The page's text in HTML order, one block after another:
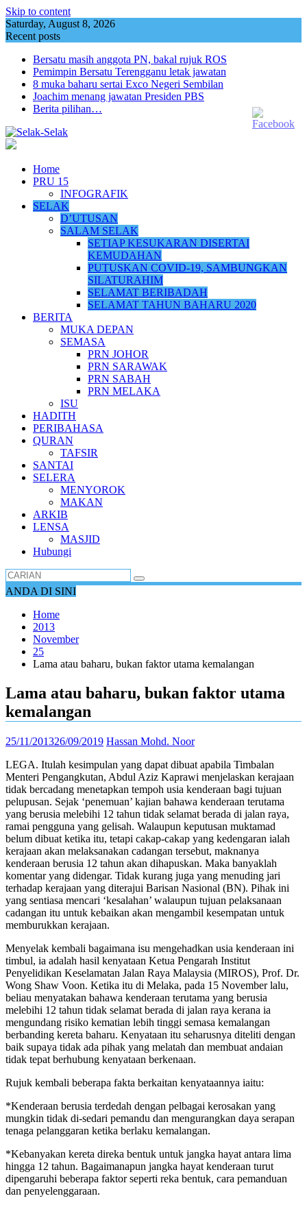
Skip to content
Saturday, August 8, 2026
Recent posts
Bersatu masih anggota PN, bakal rujuk ROS
Pemimpin Bersatu Terengganu letak jawatan
8 muka baharu sertai Exco Negeri Sembilan
Joachim menang jawatan Presiden PBS
Berita pilihan…
Home
PRU 15
INFOGRAFIK
SELAK
D’UTUSAN
SALAM SELAK
SETIAP KESUKARAN DISERTAI
KEMUDAHAN
PUTUSKAN COVID-19, SAMBUNGKAN
SILATURAHIM
SELAMAT BERIBADAH
SELAMAT TAHUN BAHARU 2020
BERITA
MUKA DEPAN
SEMASA
PRN JOHOR
PRN SARAWAK
PRN SABAH
PRN MELAKA
ISU
HADITH
PERIBAHASA
QURAN
TAFSIR
SANTAI
SELERA
MENYOROK
MAKAN
ARKIB
LENSA
MASJID
Hubungi
ANDA DI SINI
Home
2013
November
25
Lama atau baharu, bukan faktor utama kemalangan
Lama atau baharu, bukan faktor utama
kemalangan
25/11/201326/09/2019 Hassan Mohd. Noor
LEGA. Itulah kesimpulan yang dapat dibuat apabila Timbalan
Menteri Pengangkutan, Abdul Aziz Kaprawi menjelaskan kerajaan
tidak bercadang menetapkan tempoh usia kenderaan bagi tujuan
pelupusan. Sejak ‘penemuan’ kajian bahawa kenderaan terutama
yang berusia melebihi 12 tahun tidak selamat berada di jalan raya,
ramai pengguna yang gelisah. Walaupun keputusan muktamad
belum dibuat ketika itu, tetapi cakap-cakap yang kedengaran ialah
kerajaan akan melaksanakan cadangan tersebut, maknanya
kenderaan berusia 12 tahun akan dihapuskan. Maka banyaklah
komentar yang didengar. Tidak kurang juga yang menuding jari
terhadap kerajaan yang diterajui Barisan Nasional (BN). Pihak ini
yang sentiasa mencari ‘kesalahan’ walaupun tujuan pelaksanaan
cadangan itu untuk kebaikan akan mengambil kesempatan untuk
memburukkan kerajaan.
Menyelak kembali bagaimana isu mengehadkan usia kenderaan ini
timbul, ia adalah hasil kenyataan Ketua Pengarah Institut
Penyelidikan Keselamatan Jalan Raya Malaysia (MIROS), Prof. Dr.
Wong Shaw Voon. Ketika itu di Melaka, pada 15 November lalu,
beliau menyatakan bahawa kenderaan terutama yang berusia
melebihi 12 tahun tidak selamat berada di jalan raya kerana ia
mengundang risiko kematian lebih tinggi semasa kemalangan
berbanding kereta baharu. Kenyataan itu seharusnya diteliti dengan
baik supaya tidak ada pihak yang melatah dan membuat andaian
tidak tepat berhubung kenyataan berkenaan.
Rujuk kembali beberapa fakta berkaitan kenyataannya iaitu:
*Kenderaan berusia terdedah dengan pelbagai kerosakan yang
mungkin tidak di-sedari pemandu dan mengurangkan daya serapan
tenaga pelanggaran ketika berlaku kemalangan.
*Kebanyakan kereta direka bentuk untuk jangka hayat antara lima
hingga 12 tahun. Bagaimanapun jangka hayat kenderaan turut
dipengaruhi beberapa faktor seperti reka bentuk, cara pemanduan
dan penyelenggaraan.